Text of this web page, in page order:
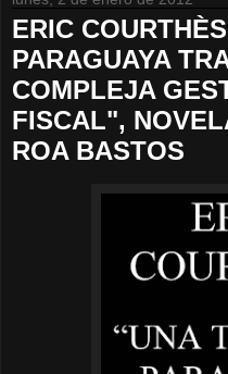
ERIC
PARAGUAYA
COMPLEJA
FISCAL",
ROA BASTOS